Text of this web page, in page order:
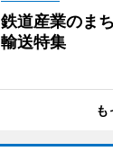
鉄道産業のま
輸送特集
も